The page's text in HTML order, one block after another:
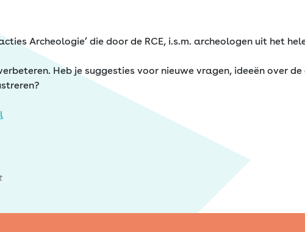
Archeologie’ die door de RCE, i.s.m. archeologen uit het
Heb je suggesties voor nieuwe vragen, ideeën over